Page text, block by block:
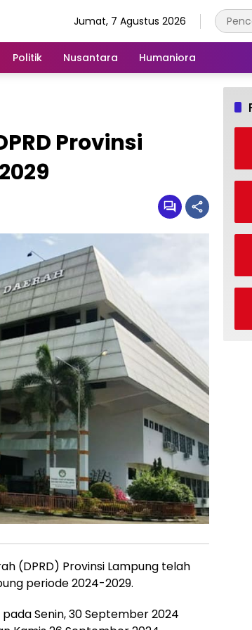
Jumat, 7 Agustus 2026
Politik Nusantara Humaniora
Provinsi
(DPRD) Provinsi Lampung telah
periode 2024-2029.
Senin, 30 September 2024